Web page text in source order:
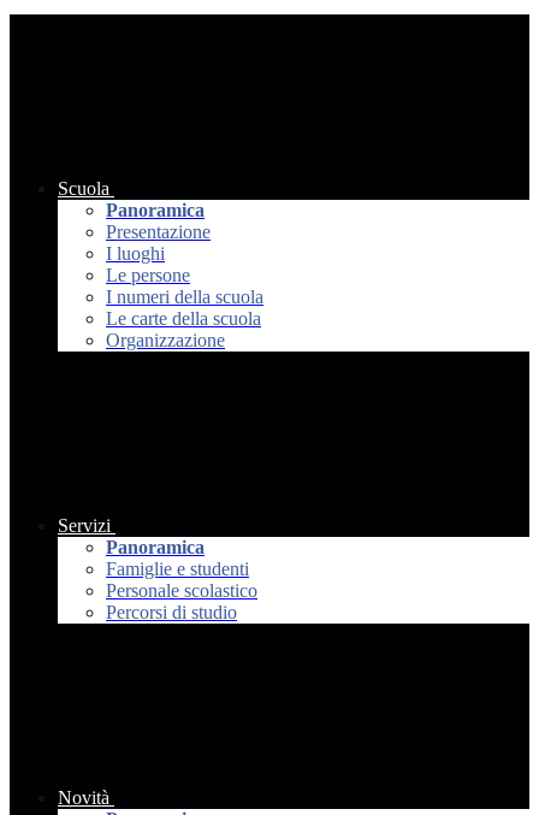
Scuola
Panoramica
Presentazione
I luoghi
Le persone
I numeri della scuola
Le carte della scuola
Organizzazione
Servizi
Panoramica
Famiglie e studenti
Personale scolastico
Percorsi di studio
Novità